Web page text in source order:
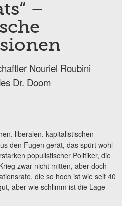
–
Nouriel Roubini
Dr. Doom
liberalen, kapitalistischen
den Fugen gerät, das spürt wohl
populistischer Politiker, die
zwar nicht mitten, aber doch
die so hoch ist wie seit 40
aber wie schlimm ist die Lage